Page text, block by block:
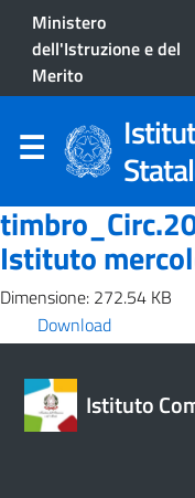
Ministero
dell'Istruzione e del
Merito
Istituto
Dimensione: 272.54 KB
Download
Istituto